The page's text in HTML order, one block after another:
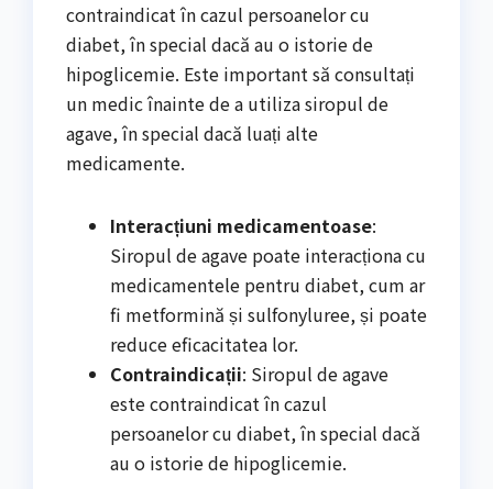
contraindicat în cazul persoanelor cu
diabet, în special dacă au o istorie de
hipoglicemie. Este important să consultați
un medic înainte de a utiliza siropul de
agave, în special dacă luați alte
medicamente.
Interacțiuni medicamentoase:
Siropul de agave poate interacționa cu
medicamentele pentru diabet, cum ar
fi metformină și sulfonyluree, și poate
reduce eficacitatea lor.
Contraindicații: Siropul de agave
este contraindicat în cazul
persoanelor cu diabet, în special dacă
au o istorie de hipoglicemie.